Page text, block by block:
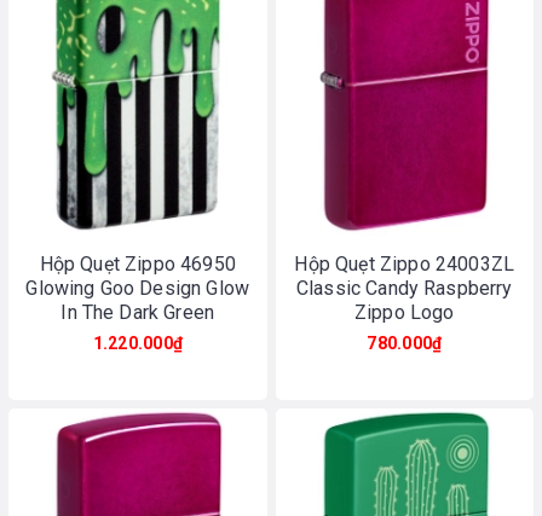
Hộp Quẹt Zippo 46950
Glowing Goo Design Glow
In The Dark Green
1.220.000₫
Hộp Quẹt Zippo 24003ZL
Classic Candy Raspberry
Zippo Logo
780.000₫